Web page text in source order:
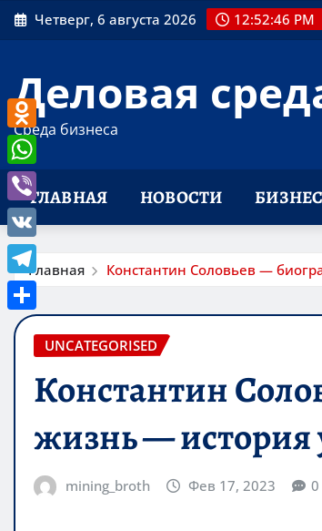
Перейти
к
Четверг, 6 августа 2026 12:52:47 PM
Деловая
Среда бизнеса
ГЛАВНАЯ НОВОСТИ
Главная Константин Соловьев —
UNCATEGORISED
Константин
жизнь — история
mining_broth Фев 17, 2023 0
Odnoklassniki
WhatsApp
Viber
VK
Telegram
Отправить